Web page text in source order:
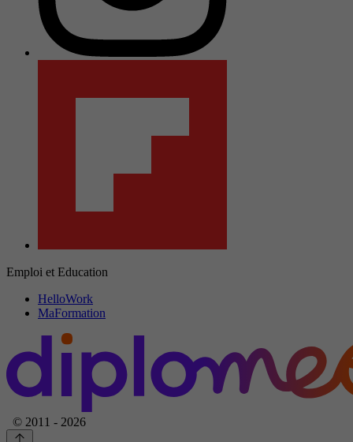
Emploi et Education
HelloWork
MaFormation
© 2011 - 2026